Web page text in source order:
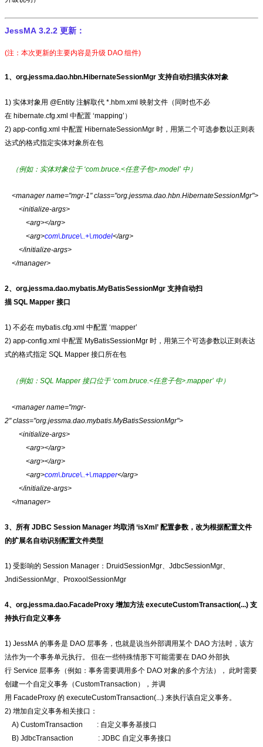
JessMA 3.2.2 更新：
(注：本次更新的主要内容是升级 DAO 组件)
1、org.jessma.dao.hbn.HibernateSessionMgr 支持自动扫描实体对象
1) 实体对象用 @Entity 注解取代 *.hbm.xml 映射文件（同时也不必
在 hibernate.cfg.xml 中配置 ‘mapping’）
2) app-config.xml 中配置 HibernateSessionMgr 时，用第二个可选参数以正则表
达式的格式指定实体对象所在包
（例如：实体对象位于 ‘com.bruce.<任意子包>.model’ 中）
<manager name="mgr-1" class="org.jessma.dao.hbn.HibernateSessionMgr">
<initialize-args>
<arg></arg>
<arg>com\.bruce\..+\.model</arg>
</initialize-args>
</manager>
2、org.jessma.dao.mybatis.MyBatisSessionMgr 支持自动扫
描 SQL Mapper 接口
1) 不必在 mybatis.cfg.xml 中配置 ‘mapper’
2) app-config.xml 中配置 MyBatisSessionMgr 时，用第三个可选参数以正则表达
式的格式指定 SQL Mapper 接口所在包
（例如：SQL Mapper 接口位于 ‘com.bruce.<任意子包>.mapper’ 中）
<manager name="mgr-
2" class="org.jessma.dao.mybatis.MyBatisSessionMgr">
<initialize-args>
<arg></arg>
<arg></arg>
<arg>com\.bruce\..+\.mapper</arg>
</initialize-args>
</manager>
3、所有 JDBC Session Manager 均取消 ‘isXml’ 配置参数，改为根据配置文件
的扩展名自动识别配置文件类型
1) 受影响的 Session Manager：DruidSessionMgr、JdbcSessionMgr、
JndiSessionMgr、ProxoolSessionMgr
4、org.jessma.dao.FacadeProxy 增加方法 executeCustomTransaction(...) 支
持执行自定义事务
1) JessMA 的事务是 DAO 层事务，也就是说当外部调用某个 DAO 方法时，该方
法作为一个事务单元执行。 但在一些特殊情形下可能需要在 DAO 外部执
行 Service 层事务（例如：事务需要调用多个 DAO 对象的多个方法）， 此时需要
创建一个自定义事务（CustomTransaction），并调
用 FacadeProxy 的 executeCustomTransaction(...) 来执行该自定义事务。
2) 增加自定义事务相关接口：
A) CustomTransaction : 自定义事务基接口
B) JdbcTransaction : JDBC 自定义事务接口